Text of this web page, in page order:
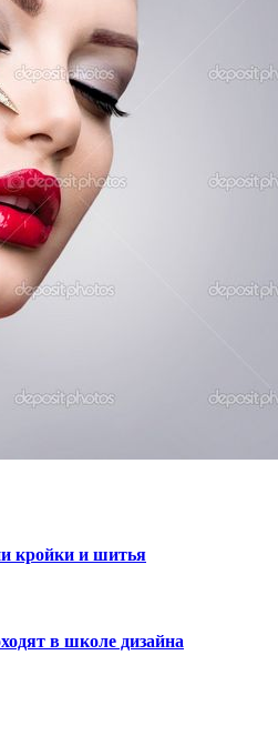
кройки и шитья
в школе дизайна